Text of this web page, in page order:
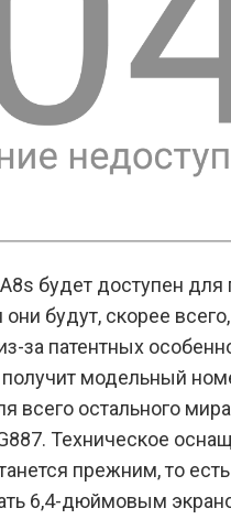
будет доступен для
будут, скорее всего,
за патентных
модельный
всего остального
Техническое
прежним, то
6,4-дюймовым